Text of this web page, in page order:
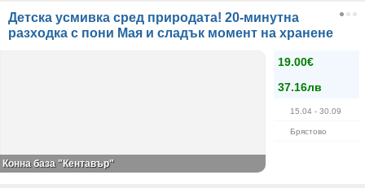
Детска усмивка сред природата! 20-минутна
разходка с пони Мая и сладък момент на хранене
19.00€
37.16лв
15.04 - 30.09
Брястово
Конна база "Кентавър"